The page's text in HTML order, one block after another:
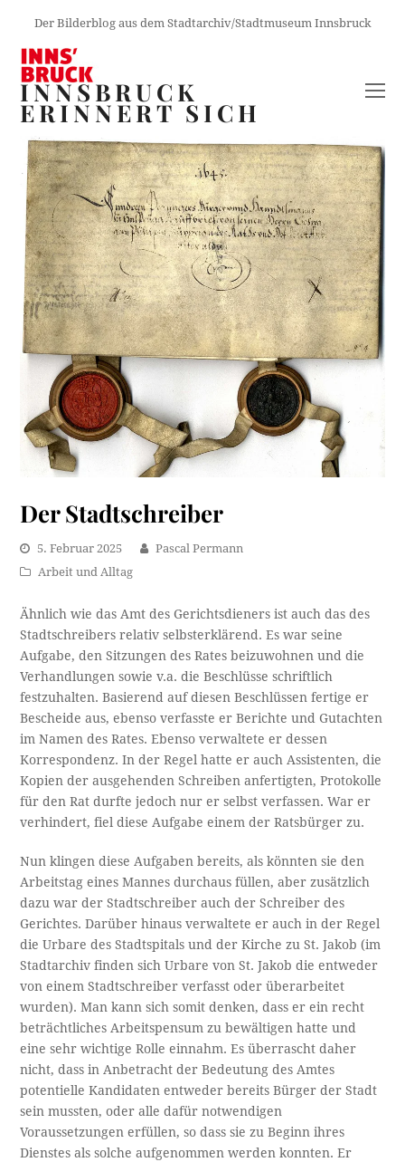
Der Bilderblog aus dem Stadtarchiv/Stadtmuseum Innsbruck
INNSBRUCK
ERINNERT SICH
Der Stadtschreiber
5. Februar 2025
Pascal Permann
Arbeit und Alltag
Ähnlich wie das Amt des Gerichtsdieners ist auch das des
Stadtschreibers relativ selbsterklärend. Es war seine
Aufgabe, den Sitzungen des Rates beizuwohnen und die
Verhandlungen sowie v.a. die Beschlüsse schriftlich
festzuhalten. Basierend auf diesen Beschlüssen fertige er
Bescheide aus, ebenso verfasste er Berichte und Gutachten
im Namen des Rates. Ebenso verwaltete er dessen
Korrespondenz. In der Regel hatte er auch Assistenten, die
Kopien der ausgehenden Schreiben anfertigten, Protokolle
für den Rat durfte jedoch nur er selbst verfassen. War er
verhindert, fiel diese Aufgabe einem der Ratsbürger zu.
Nun klingen diese Aufgaben bereits, als könnten sie den
Arbeitstag eines Mannes durchaus füllen, aber zusätzlich
dazu war der Stadtschreiber auch der Schreiber des
Gerichtes. Darüber hinaus verwaltete er auch in der Regel
die Urbare des Stadtspitals und der Kirche zu St. Jakob (im
Stadtarchiv finden sich Urbare von St. Jakob die entweder
von einem Stadtschreiber verfasst oder überarbeitet
wurden). Man kann sich somit denken, dass er ein recht
beträchtliches Arbeitspensum zu bewältigen hatte und
eine sehr wichtige Rolle einnahm. Es überrascht daher
nicht, dass in Anbetracht der Bedeutung des Amtes
potentielle Kandidaten entweder bereits Bürger der Stadt
sein mussten, oder alle dafür notwendigen
Voraussetzungen erfüllen, so dass sie zu Beginn ihres
Dienstes als solche aufgenommen werden konnten. Er